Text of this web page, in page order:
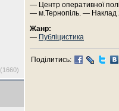
(1660)
— Центр оперативної
— м.Тернопіль. — Наклад
Жанр:
— Публіцистика
Поділитись: